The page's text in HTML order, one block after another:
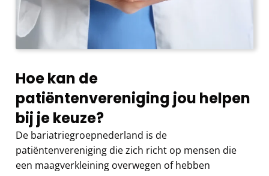
Hoe kan de
patiëntenvereniging jou helpen
bij je keuze?
De bariatriegroepnederland is de
patiëntenvereniging die zich richt op mensen die
een maagverkleining overwegen of hebben